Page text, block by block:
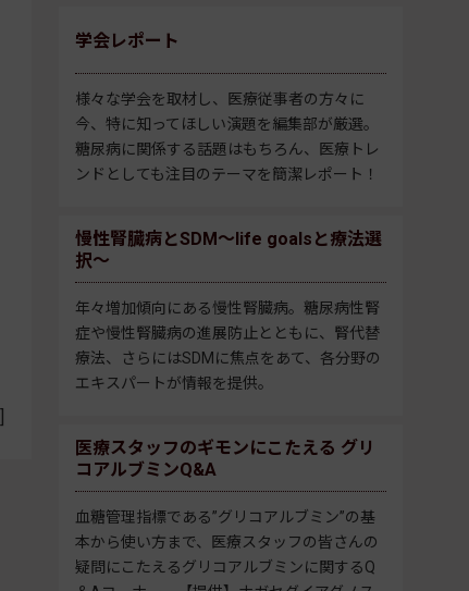
学会レポート
様々な学会を取材し、医療従事者の方々に
今、特に知ってほしい演題を編集部が厳選。
糖尿病に関係する話題はもちろん、医療トレ
ンドとしても注目のテーマを簡潔レポート！
慢性腎臓病とSDM～life goalsと療法選
択～
年々増加傾向にある慢性腎臓病。糖尿病性腎
症や慢性腎臓病の進展防止とともに、腎代替
療法、さらにはSDMに焦点をあて、各分野の
エキスパートが情報を提供。
医療スタッフのギモンにこたえる グリ
コアルブミンQ&A
血糖管理指標である”グリコアルブミン”の基
本から使い方まで、医療スタッフの皆さんの
疑問にこたえるグリコアルブミンに関するQ